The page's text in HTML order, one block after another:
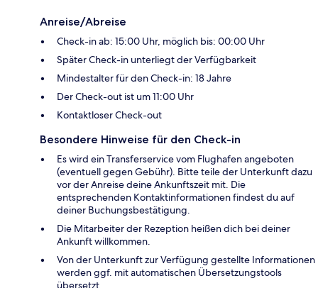
Anreise/Abreise
Check-in ab: 15:00 Uhr, möglich bis: 00:00 Uhr
Später Check-in unterliegt der Verfügbarkeit
Mindestalter für den Check-in: 18 Jahre
Der Check-out ist um 11:00 Uhr
Kontaktloser Check-out
Besondere Hinweise für den Check-in
Es wird ein Transferservice vom Flughafen angeboten
(eventuell gegen Gebühr). Bitte teile der Unterkunft dazu
vor der Anreise deine Ankunftszeit mit. Die
entsprechenden Kontaktinformationen findest du auf
deiner Buchungsbestätigung.
Die Mitarbeiter der Rezeption heißen dich bei deiner
Ankunft willkommen.
Von der Unterkunft zur Verfügung gestellte Informationen
werden ggf. mit automatischen Übersetzungstools
übersetzt.